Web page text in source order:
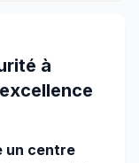
à
un centre